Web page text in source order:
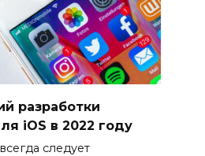
разработки
iOS в 2022 году
следует